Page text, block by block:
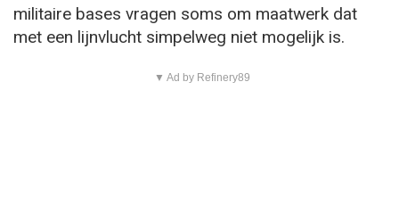
militaire bases vragen soms om maatwerk dat
met een lijnvlucht simpelweg niet mogelijk is.
▼ Ad by Refinery89